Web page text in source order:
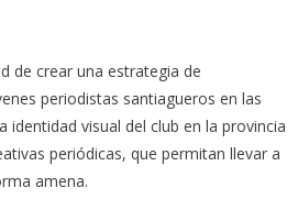
de crear una estrategia de
periodistas santiagueros en las
identidad visual del club en la provincia
periódicas, que permitan llevar a
amena.